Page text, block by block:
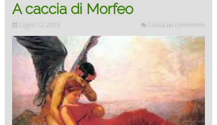
A caccia di Morfeo
Luglio 12, 2016 Lascia un commento